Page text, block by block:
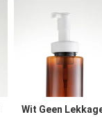
Wit Geen